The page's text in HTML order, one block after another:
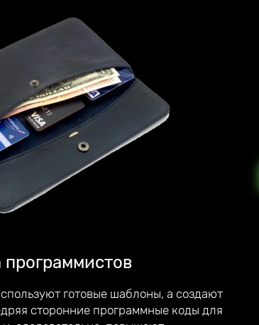
сайты
, которые
программистов
готовые шаблоны, а создают
сторонние программные коды для